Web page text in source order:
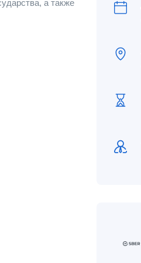
а также